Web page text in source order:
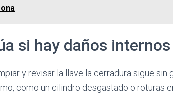
si hay daños
y revisar la llave la cerradura sigue sin
como un cilindro desgastado o roturas